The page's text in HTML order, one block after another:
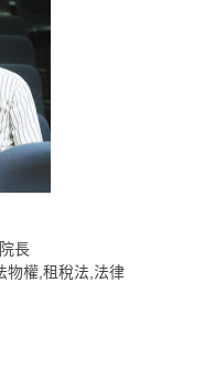
長
物權,租稅法,法律